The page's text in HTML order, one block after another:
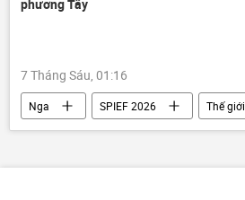
phương Tây
7 Tháng Sáu, 01:16
Nga SPIEF 2026
Thế giới
phương Tây
Ukraina